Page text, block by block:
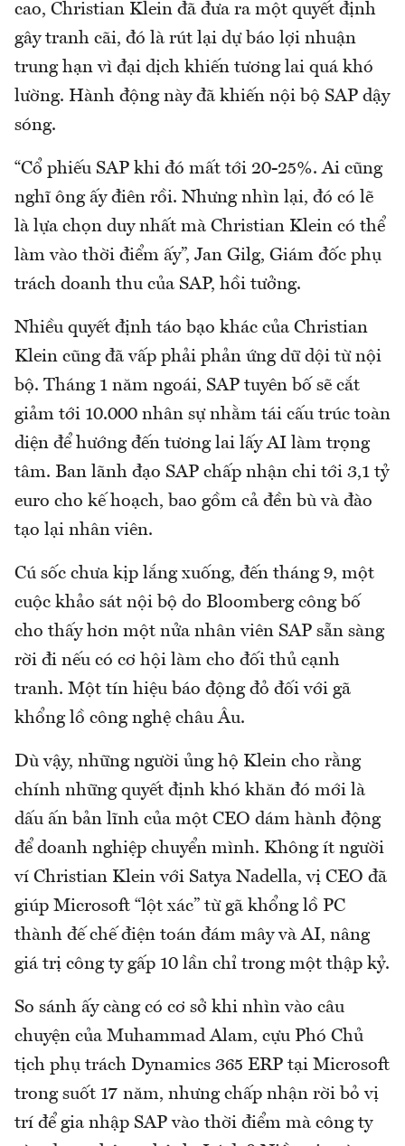
cao, Christian Klein đã đưa ra một quyết định
gây tranh cãi, đó là rút lại dự báo lợi nhuận
trung hạn vì đại dịch khiến tương lai quá khó
lường. Hành động này đã khiến nội bộ SAP dậy
sóng.
“Cổ phiếu SAP khi đó mất tới 20-25%. Ai cũng
nghĩ ông ấy điên rồi. Nhưng nhìn lại, đó có lẽ
là lựa chọn duy nhất mà Christian Klein có thể
làm vào thời điểm ấy”, Jan Gilg, Giám đốc phụ
trách doanh thu của SAP, hồi tưởng.
Nhiều quyết định táo bạo khác của Christian
Klein cũng đã vấp phải phản ứng dữ dội từ nội
bộ. Tháng 1 năm ngoái, SAP tuyên bố sẽ cắt
giảm tới 10.000 nhân sự nhằm tái cấu trúc toàn
diện để hướng đến tương lai lấy AI làm trọng
tâm. Ban lãnh đạo SAP chấp nhận chi tới 3,1 tỷ
euro cho kế hoạch, bao gồm cả đền bù và đào
tạo lại nhân viên.
Cú sốc chưa kịp lắng xuống, đến tháng 9, một
cuộc khảo sát nội bộ do Bloomberg công bố
cho thấy hơn một nửa nhân viên SAP sẵn sàng
rời đi nếu có cơ hội làm cho đối thủ cạnh
tranh. Một tín hiệu báo động đỏ đối với gã
khổng lồ công nghệ châu Âu.
Dù vậy, những người ủng hộ Klein cho rằng
chính những quyết định khó khăn đó mới là
dấu ấn bản lĩnh của một CEO dám hành động
để doanh nghiệp chuyển mình. Không ít người
ví Christian Klein với Satya Nadella, vị CEO đã
giúp Microsoft “lột xác” từ gã khổng lồ PC
thành đế chế điện toán đám mây và AI, nâng
giá trị công ty gấp 10 lần chỉ trong một thập kỷ.
So sánh ấy càng có cơ sở khi nhìn vào câu
chuyện của Muhammad Alam, cựu Phó Chủ
tịch phụ trách Dynamics 365 ERP tại Microsoft
trong suốt 17 năm, nhưng chấp nhận rời bỏ vị
trí để gia nhập SAP vào thời điểm mà công ty